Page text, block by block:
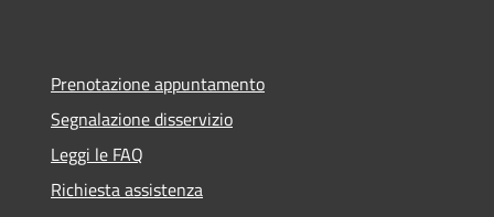
Prenotazione appuntamento
Segnalazione disservizio
Leggi le FAQ
Richiesta assistenza